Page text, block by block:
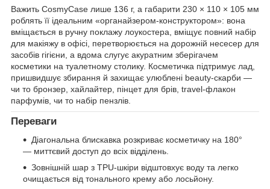
Важить CosmyCase лише 136 г, а габарити 230 × 110 × 105 мм
роблять її ідеальним «органайзером-конструктором»: вона
вміщається в ручну поклажу лоукостера, вміщує повний набір
для макіяжу в офісі, перетворюється на дорожній несесер для
засобів гігієни, а вдома слугує акуратним зберігачем
косметики на туалетному столику. Косметичка підтримує лад,
пришвидшує збирання й захищає улюблені beauty-скарби —
чи то бронзер, хайлайтер, пінцет для брів, travel-флакон
парфумів, чи то набір пензлів.
Переваги
Діагональна блискавка розкриває косметичку на 180°
— миттєвий доступ до всіх відділень.
Зовнішній шар з TPU-шкіри відштовхує воду та легко
очищається від тонального крему або лосьйону.